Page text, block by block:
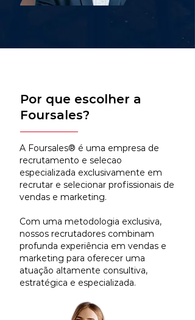
Por que escolher a
Foursales?
A Foursales® é uma empresa de
recrutamento e selecao
especializada exclusivamente em
recrutar e selecionar profissionais de
vendas e marketing.
Com uma metodologia exclusiva,
nossos recrutadores combinam
profunda experiência em vendas e
marketing para oferecer uma
atuação altamente consultiva,
estratégica e especializada.